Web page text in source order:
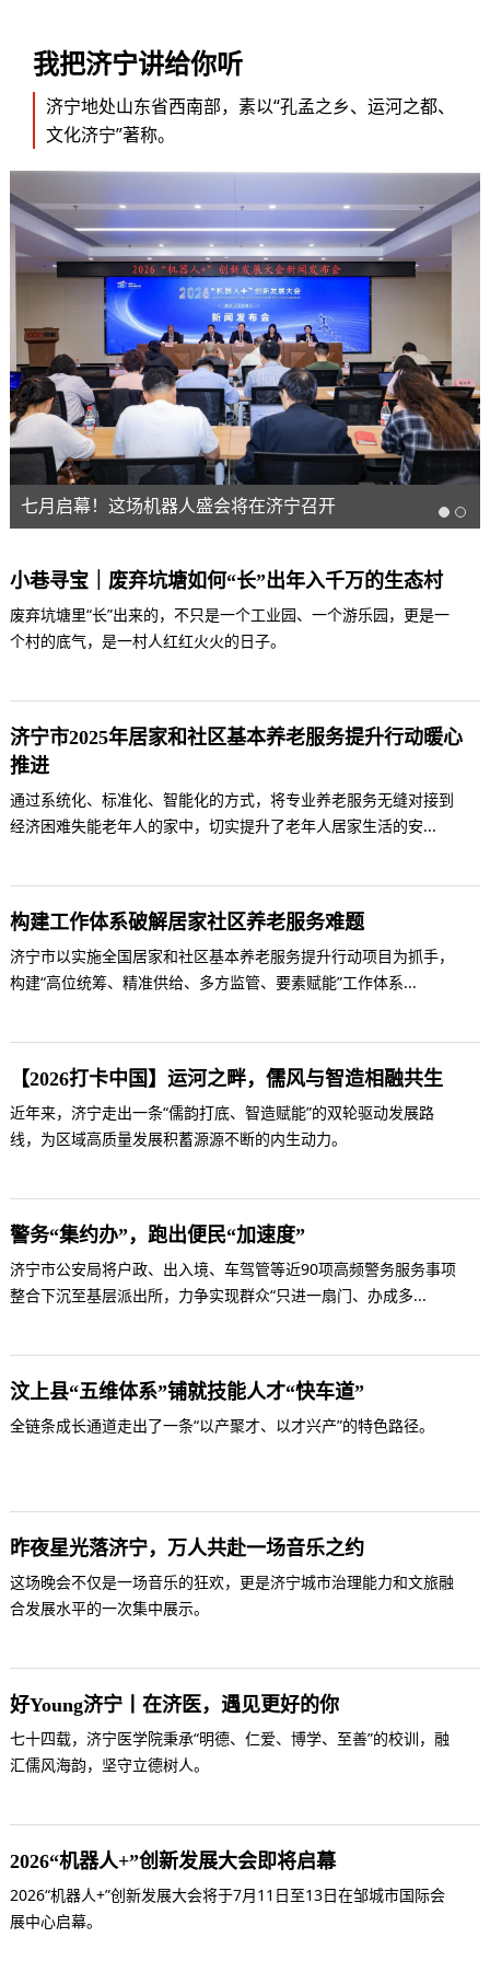
我把济宁讲给你听
济宁地处山东省西南部，素以“孔孟之乡、运河之都、
文化济宁”著称。
七月启幕！这场机器人盛会将在济宁召开
小巷寻宝｜废弃坑塘如何“长”出年入千万的生态村
废弃坑塘里“长”出来的，不只是一个工业园、一个游乐园，更是一
个村的底气，是一村人红红火火的日子。
济宁市2025年居家和社区基本养老服务提升行动暖心
推进
通过系统化、标准化、智能化的方式，将专业养老服务无缝对接到
经济困难失能老年人的家中，切实提升了老年人居家生活的安...
构建工作体系破解居家社区养老服务难题
济宁市以实施全国居家和社区基本养老服务提升行动项目为抓手，
构建“高位统筹、精准供给、多方监管、要素赋能”工作体系...
【2026打卡中国】运河之畔，儒风与智造相融共生
近年来，济宁走出一条“儒韵打底、智造赋能”的双轮驱动发展路
线，为区域高质量发展积蓄源源不断的内生动力。
警务“集约办”，跑出便民“加速度”
济宁市公安局将户政、出入境、车驾管等近90项高频警务服务事项
整合下沉至基层派出所，力争实现群众“只进一扇门、办成多...
汶上县“五维体系”铺就技能人才“快车道”
全链条成长通道走出了一条“以产聚才、以才兴产”的特色路径。
昨夜星光落济宁，万人共赴一场音乐之约
这场晚会不仅是一场音乐的狂欢，更是济宁城市治理能力和文旅融
合发展水平的一次集中展示。
好Young济宁丨在济医，遇见更好的你
七十四载，济宁医学院秉承“明德、仁爱、博学、至善”的校训，融
汇儒风海韵，坚守立德树人。
2026“机器人+”创新发展大会即将启幕
2026“机器人+”创新发展大会将于7月11日至13日在邹城市国际会
展中心启幕。